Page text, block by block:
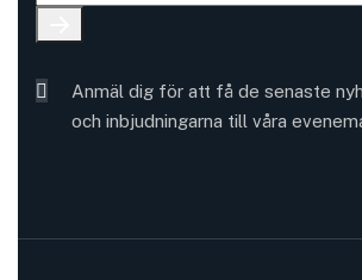
Anmäl dig för att få de senaste
och inbjudningarna till våra